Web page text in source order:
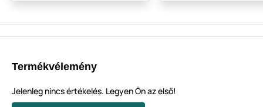
Termékvélemény
Jelenleg nincs értékelés. Legyen Ön az első!